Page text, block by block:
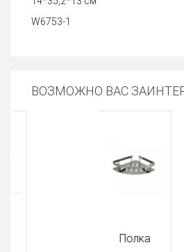
W6753-1
ВОЗМОЖНО ВАС